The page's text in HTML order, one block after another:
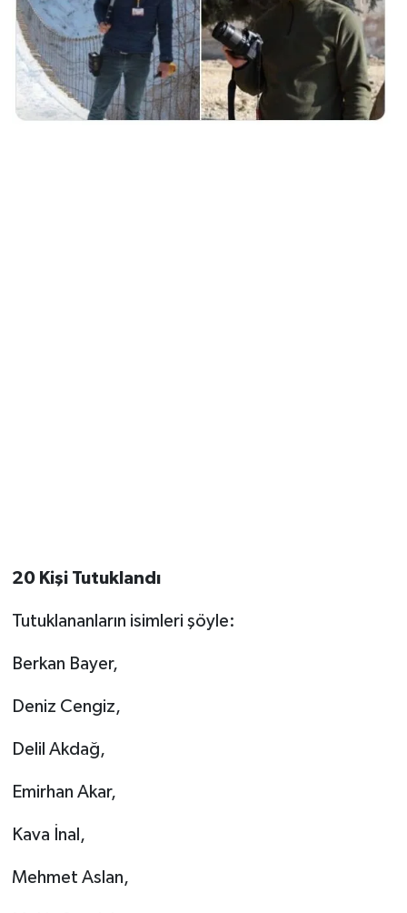
20 Kişi Tutuklandı
Tutuklananların isimleri şöyle:
Berkan Bayer,
Deniz Cengiz,
Delil Akdağ,
Emirhan Akar,
Kava İnal,
Mehmet Aslan,